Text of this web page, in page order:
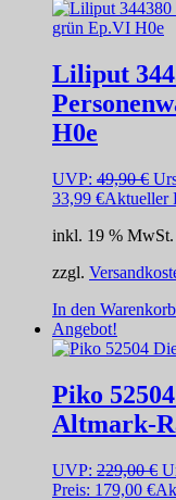
Liliput
H0e
UVP: 49,90€
33,99 €Aktueller
inkl. 19 % MwSt.
zzgl.
In den Warenkorb
Angebot!
Piko
Altmark-
UVP: 229,00€
Preis: 179,00 €